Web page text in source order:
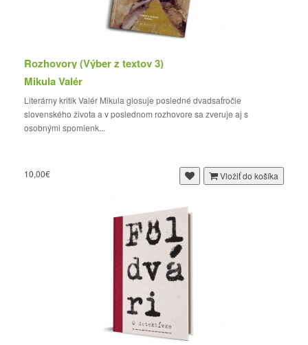
Rozhovory (Výber z textov 3)
Mikula Valér
Literárny kritik Valér Mikula glosuje posledné dvadsaťročie
slovenského života a v poslednom rozhovore sa zveruje aj s
osobnými spomienk...
10,00€ Vložiť do košíka